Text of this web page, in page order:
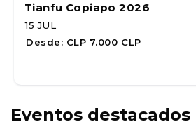
Tianfu Copiapo 2026
15 JUL
Desde: CLP 7.000 CLP
Eventos destacados